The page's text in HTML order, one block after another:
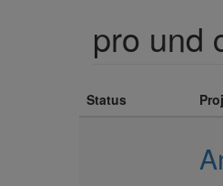
pro und
Status